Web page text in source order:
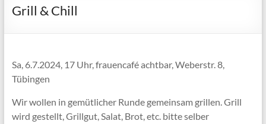
Grill & Chill
Sa, 6.7.2024, 17 Uhr, frauencafé achtbar, Weberstr. 8,
Tübingen
Wir wollen in gemütlicher Runde gemeinsam grillen. Grill
wird gestellt, Grillgut, Salat, Brot, etc. bitte selber